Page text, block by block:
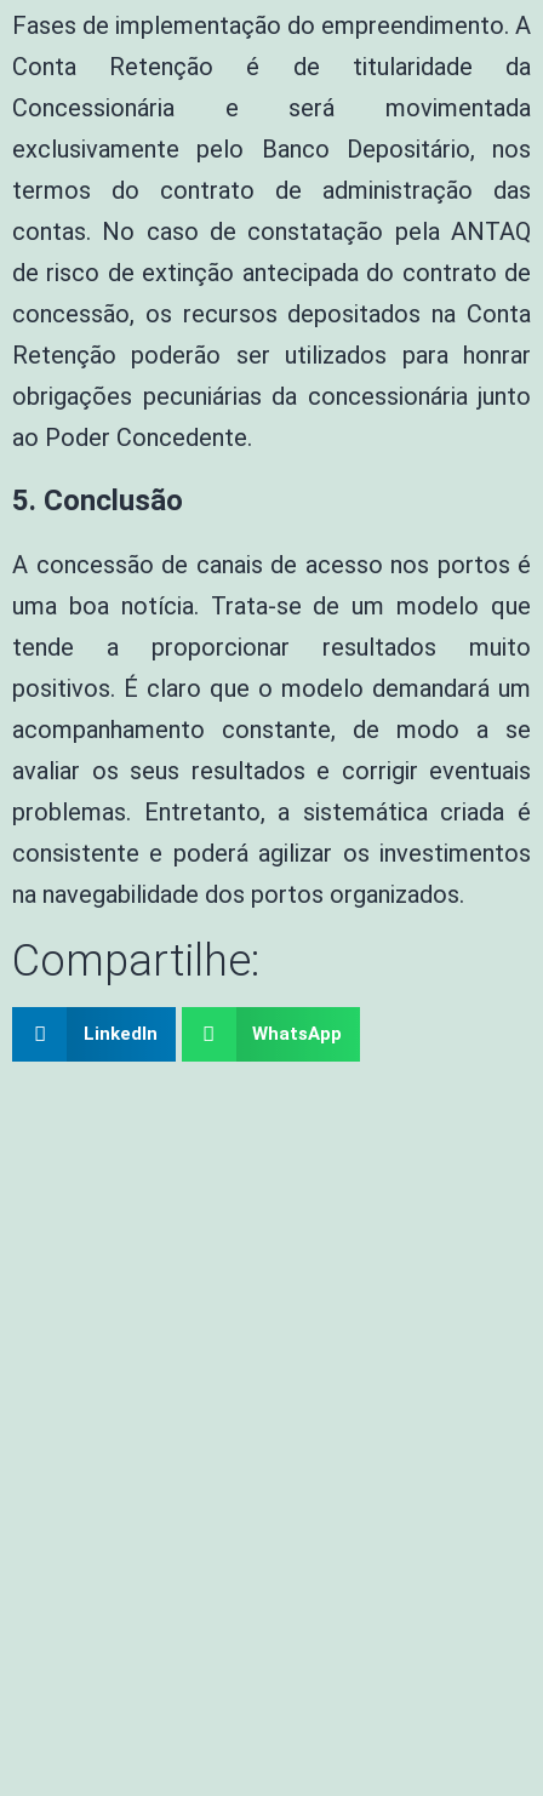
Fases de implementação do empreendimento. A
Conta Retenção é de titularidade da
Concessionária e será movimentada
exclusivamente pelo Banco Depositário, nos
termos do contrato de administração das
contas. No caso de constatação pela ANTAQ
de risco de extinção antecipada do contrato de
concessão, os recursos depositados na Conta
Retenção poderão ser utilizados para honrar
obrigações pecuniárias da concessionária junto
ao Poder Concedente.
5. Conclusão
A concessão de canais de acesso nos portos é
uma boa notícia. Trata-se de um modelo que
tende a proporcionar resultados muito
positivos. É claro que o modelo demandará um
acompanhamento constante, de modo a se
avaliar os seus resultados e corrigir eventuais
problemas. Entretanto, a sistemática criada é
consistente e poderá agilizar os investimentos
na navegabilidade dos portos organizados.
Compartilhe:
LinkedIn WhatsApp